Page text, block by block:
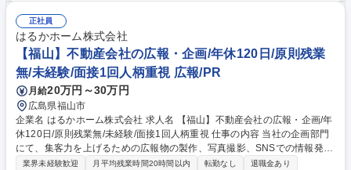
ad等）を使った報告書作成 ■先輩の指示に基づく協力会社への連絡 ※1現
場3～6人のチーム制。社長が元技術者のため、未経験者が躓きやすいポイ
ントを熟知した教育体制があります。 募集職種 広島【土木施工管理(未経
験)※35歳以下】転勤なし／一生モノの技術を習得
正社員
はるかホーム株式会社
【福山】不動産会社の広報・企画/年休120日/原則残業
無/未経験/面接1回人柄重視 広報/PR
月給20万円～30万円
広島県福山市
企業名 はるかホーム株式会社 求人名 【福山】不動産会社の広報・企画/年
休120日/原則残業無/未経験/面接1回人柄重視 仕事の内容 当社の企画部門
にて、集客力を上げるための広報物の製作、写真撮影、SNSでの情報発
信、ホームページの更新等を担当していただきます！ 配属部署の先輩社員
業界未経験歓迎 月平均残業時間20時間以内 転勤なし
退職金あり